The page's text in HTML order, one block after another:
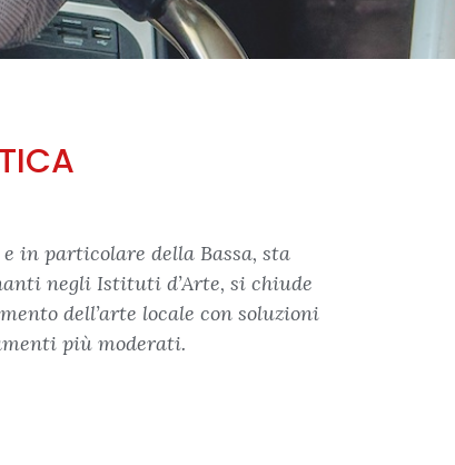
in particolare della Bassa, sta
negli Istituti d’Arte, si chiude
dell’arte locale con soluzioni
più moderati.